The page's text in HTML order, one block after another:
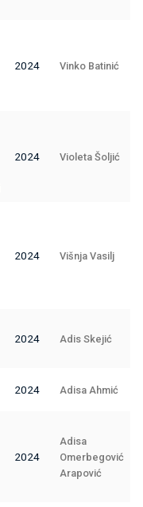
2024 Vinko Batinić
2024 Violeta Šoljić
2024 Višnja Vasilj
2024 Adis Skejić
2024 Adisa Ahmić
2024
Adisa
Omerbegović
Arapović